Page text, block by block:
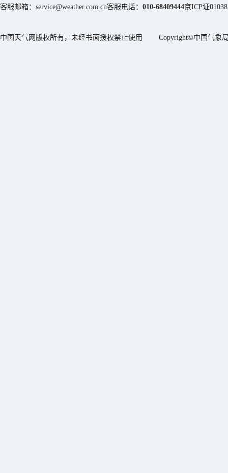
客服邮箱： service@weather.com.cn客服电话： 010-68409444京ICP证
中国天气网版权所有，未经书面授权禁止使用 Copyright©中国气象